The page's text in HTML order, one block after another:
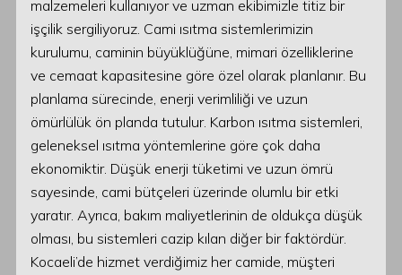
malzemeleri kullanıyor ve uzman ekibimizle titiz bir
işçilik sergiliyoruz. Cami ısıtma sistemlerimizin
kurulumu, caminin büyüklüğüne, mimari özelliklerine
ve cemaat kapasitesine göre özel olarak planlanır. Bu
planlama sürecinde, enerji verimliliği ve uzun
ömürlülük ön planda tutulur. Karbon ısıtma sistemleri,
geleneksel ısıtma yöntemlerine göre çok daha
ekonomiktir. Düşük enerji tüketimi ve uzun ömrü
sayesinde, cami bütçeleri üzerinde olumlu bir etki
yaratır. Ayrıca, bakım maliyetlerinin de oldukça düşük
olması, bu sistemleri cazip kılan diğer bir faktördür.
Kocaeli’de hizmet verdiğimiz her camide, müşteri